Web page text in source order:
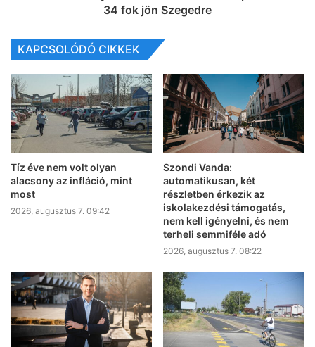
34 fok jön Szegedre
KAPCSOLÓDÓ CIKKEK
Tíz éve nem volt olyan
alacsony az infláció, mint
most
2026, augusztus 7. 09:42
Szondi Vanda:
automatikusan, két
részletben érkezik az
iskolakezdési támogatás,
nem kell igényelni, és nem
terheli semmiféle adó
2026, augusztus 7. 08:22